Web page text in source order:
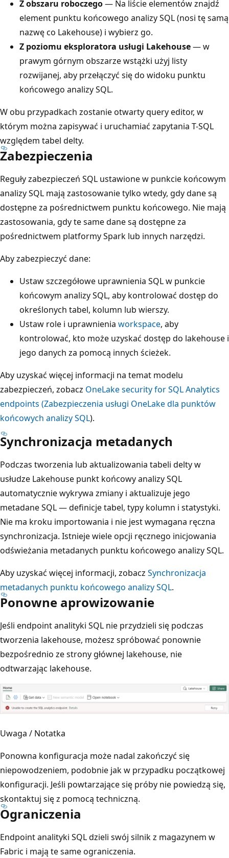
Z obszaru roboczego— Na liście elementów znajdź
element punktu końcowego analizy SQL (nosi tę samą
nazwę co Lakehouse) i wybierz go.
Z poziomu eksploratora usługi Lakehouse— w
prawym górnym obszarze wstążki użyj listy
rozwijanej, aby przełączyć się do widoku punktu
końcowego analizy SQL.
W obu przypadkach zostanie otwarty query editor, w
którym można zapisywać i uruchamiać zapytania T-SQL
względem tabel delty.
Zabezpieczenia
Reguły zabezpieczeń SQL ustawione w punkcie końcowym
analizy SQL mają zastosowanie tylko wtedy, gdy dane są
dostępne za pośrednictwem punktu końcowego. Nie mają
zastosowania, gdy te same dane są dostępne za
pośrednictwem platformy Spark lub innych narzędzi.
Aby zabezpieczyć dane:
Ustaw szczegółowe uprawnienia SQL w punkcie
końcowym analizy SQL, aby kontrolować dostęp do
określonych tabel, kolumn lub wierszy.
Ustaw role i uprawnienia workspace, aby
kontrolować, kto może uzyskać dostęp do lakehouse i
jego danych za pomocą innych ścieżek.
Aby uzyskać więcej informacji na temat modelu
zabezpieczeń, zobacz OneLake security for SQL Analytics
endpoints (Zabezpieczenia usługi OneLake dla punktów
końcowych analizy SQL).
Synchronizacja metadanych
Podczas tworzenia lub aktualizowania tabeli delty w
usłudze Lakehouse punkt końcowy analizy SQL
automatycznie wykrywa zmiany i aktualizuje jego
metadane SQL — definicje tabel, typy kolumn i statystyki.
Nie ma kroku importowania i nie jest wymagana ręczna
synchronizacja. Istnieje wiele opcji ręcznego inicjowania
odświeżania metadanych punktu końcowego analizy SQL.
Aby uzyskać więcej informacji, zobacz Synchronizacja
metadanych punktu końcowego analizy SQL.
Ponowne aprowizowanie
Jeśli endpoint analityki SQL nie przydzieli się podczas
tworzenia lakehouse, możesz spróbować ponownie
bezpośrednio ze strony głównej lakehouse, nie
odtwarzając lakehouse.
Uwaga / Notatka
Ponowna konfiguracja może nadal zakończyć się
niepowodzeniem, podobnie jak w przypadku początkowej
konfiguracji. Jeśli powtarzające się próby nie powiedzą się,
skontaktuj się z pomocą techniczną.
Ograniczenia
Endpoint analityki SQL dzieli swój silnik z magazynem w
Fabric i mają te same ograniczenia.